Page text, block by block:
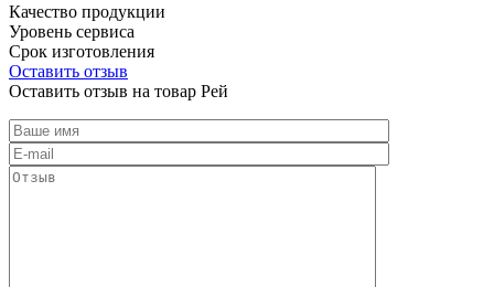
Качество продукции
Уровень сервиса
Срок изготовления
Оставить отзыв
Оставить отзыв на товар Рей